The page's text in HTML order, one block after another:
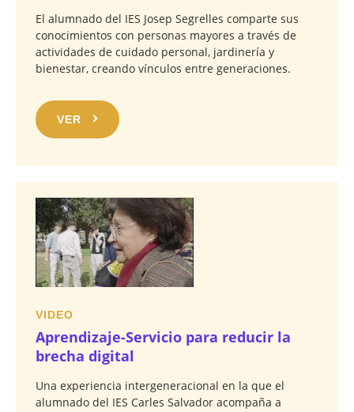
El alumnado del IES Josep Segrelles comparte sus
conocimientos con personas mayores a través de
actividades de cuidado personal, jardinería y
bienestar, creando vínculos entre generaciones.
VER
VIDEO
Aprendizaje-Servicio para reducir la
brecha digital
Una experiencia intergeneracional en la que el
alumnado del IES Carles Salvador acompaña a